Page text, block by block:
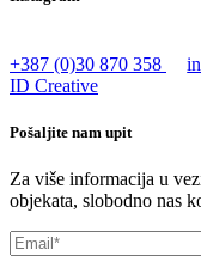
+387 (0)30 870 358
ID Creative
Pošaljite nam upit
Za više informacija u
objekata, slobodno nas